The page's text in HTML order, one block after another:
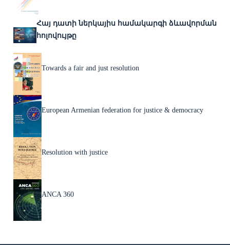
Հայ դատի ներկայիս համակարգի ձևավորման
հոլովույթը
Towards a fair and just resolution
European Armenian federation for justice & democracy
Resolution with justice
ANCA 360